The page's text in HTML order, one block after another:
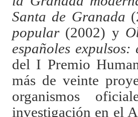
Santa de Granada
popular(2002) y
españoles
del I Premio
más de veinte
organismos
investigación en el